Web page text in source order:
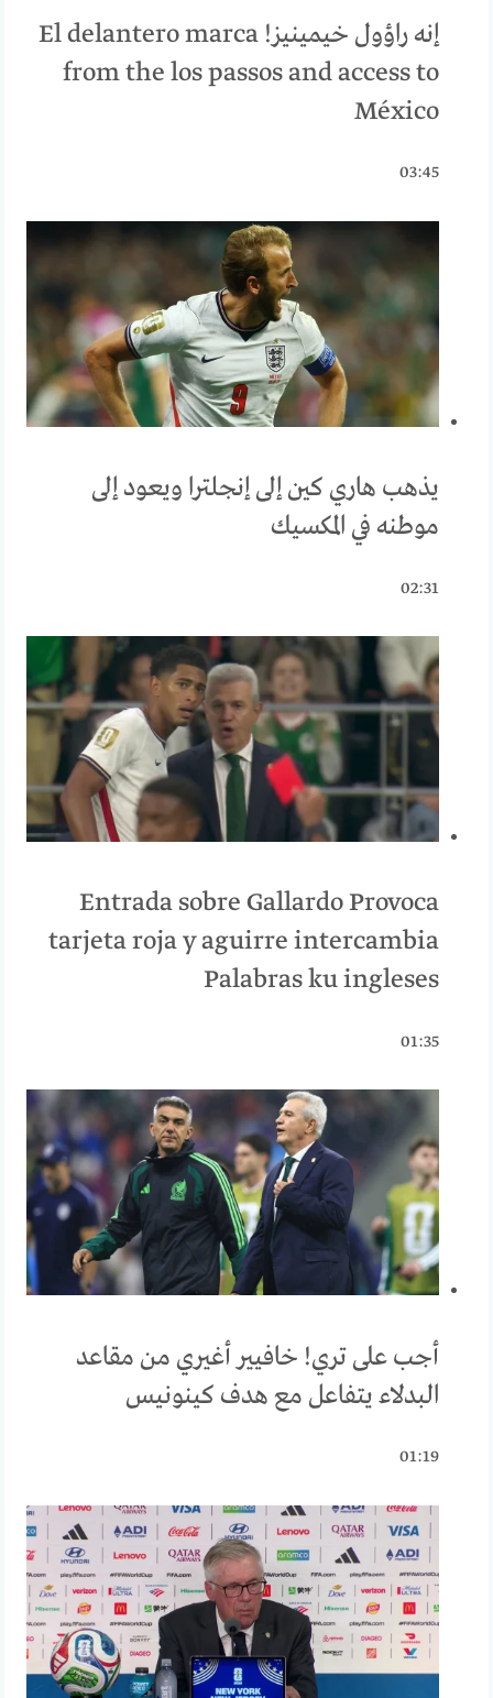
إنه راؤول خيمينيز! El delantero marca
from the los passos and access to
México
03:45
يذهب هاري كين إلى إنجلترا ويعود إلى
موطنه في المكسيك
02:31
Entrada sobre Gallardo Provoca
tarjeta roja y aguirre intercambia
Palabras ku ingleses
01:35
أجب على تري! خافيير أغيري من مقاعد
البدلاء يتفاعل مع هدف كينونيس
01:19